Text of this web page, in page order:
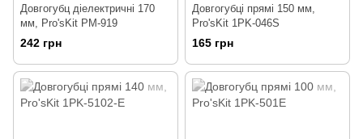
Довгогубц діелектричні 170
мм, Pro'sKit PM-919
242 грн
Довгогубці прямі 150 мм,
Pro'sKit 1PK-046S
165 грн